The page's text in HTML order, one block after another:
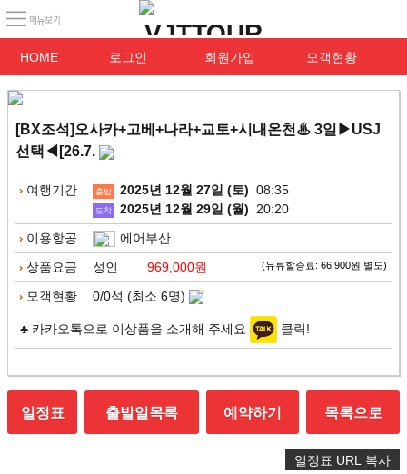
HOME 로그인 회원가입 모객현황
[BX조석]오사카+고베+나라+교토+시내온천♨ 3일▶USJ
선택◀[26.7.
여행기간 출발 2025년 12월 27일 (토) 08:35
도착 2025년 12월 29일 (월)
20:20
이용항공
에어부산
상품요금
성인 969,000원 (유류할증료: 66,900원 별도)
모객현황 0/0석 (최소 6명)
♣ 카카오톡으로 이상품을 소개해 주세요 클릭!
일정표 출발일목록 예약하기 목록으로